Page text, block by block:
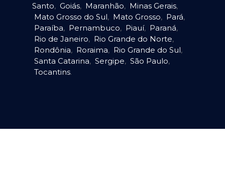
Santo, Goiás, Maranhão, Minas Gerais,
Mato Grosso do Sul, Mato Grosso, Pará,
Paraíba, Pernambuco, Piauí, Paraná,
Rio de Janeiro, Rio Grande do Norte,
Rondônia, Roraima, Rio Grande do Sul,
Santa Catarina, Sergipe, São Paulo,
Tocantins.